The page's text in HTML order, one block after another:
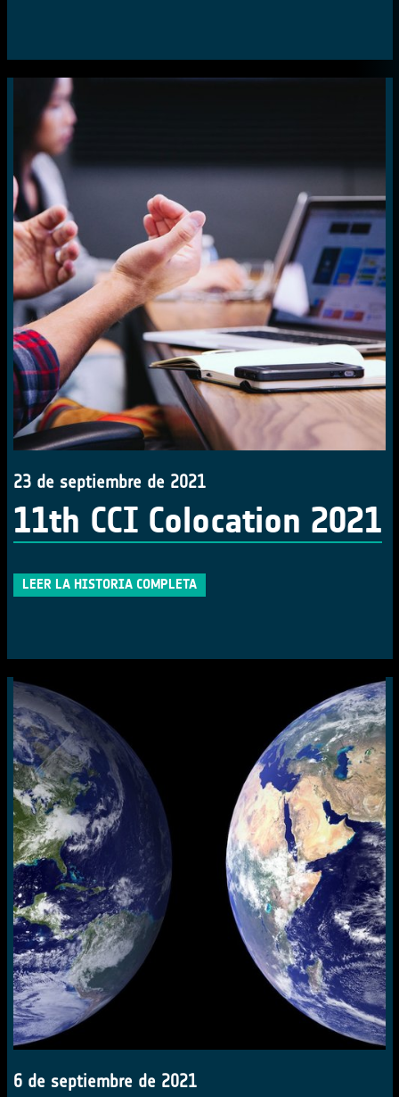
23 de septiembre de 2021
11th CCI Colocation 2021
LEER LA HISTORIA COMPLETA
6 de septiembre de 2021